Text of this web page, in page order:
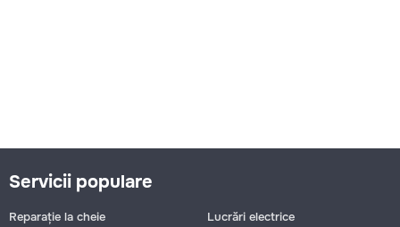
Servicii populare
Reparație la cheie
Lucrări electrice